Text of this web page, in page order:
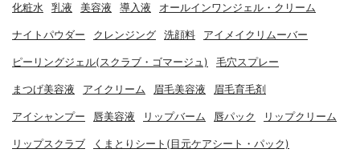
化粧水 乳液 美容液 導入液 オールインワンジェル・クリーム
ナイトパウダー クレンジング 洗顔料 アイメイクリムーバー
ピーリングジェル(スクラブ・ゴマージュ) 毛穴スプレー
まつげ美容液 アイクリーム 眉毛美容液 眉毛育毛剤
アイシャンプー 唇美容液 リップバーム 唇パック リップクリーム
リップスクラブ くまとりシート(目元ケアシート・パック)